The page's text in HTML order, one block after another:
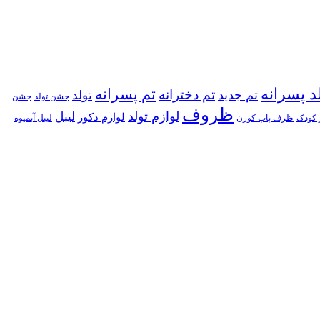
پسرانه تم جدید تم دخترانه تم پسرانه تولد جشن تولد جشن
کودک ظرف پاپ کورن ظروف لوازم تولد لوازم دکور لیبل لیبل آبمیوه